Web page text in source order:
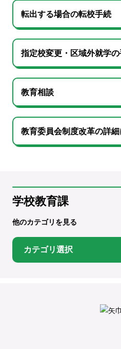
転出する場合の転校手続
指定校変更・区域外就学
教育相談
教育委員会制度改革の詳
学校教育課
他のカテゴリを見る
カテゴリ選択